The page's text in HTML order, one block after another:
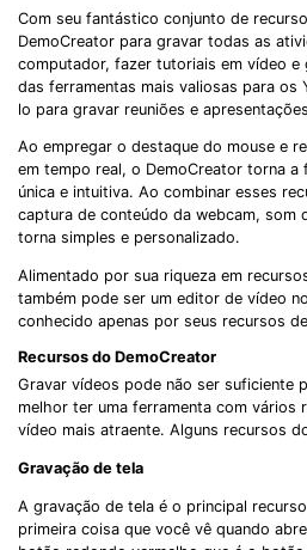
Com seu fantástico conjunto de
DemoCreator para gravar todas as
computador, fazer tutoriais em vídeo e
das ferramentas mais valiosas para os
lo para gravar reuniões e
Ao empregar o destaque do mouse e
em tempo real, o DemoCreator torna a
única e intuitiva. Ao combinar esses
captura de conteúdo da webcam, som
torna simples e personalizado.
Alimentado por sua riqueza em
também pode ser um editor de vídeo
conhecido apenas por seus recursos
Recursos do DemoCreator
Gravar vídeos pode não ser suficiente
melhor ter uma ferramenta com vários
vídeo mais atraente. Alguns recursos
Gravação de tela
A gravação de tela é o principal
primeira coisa que você vê quando